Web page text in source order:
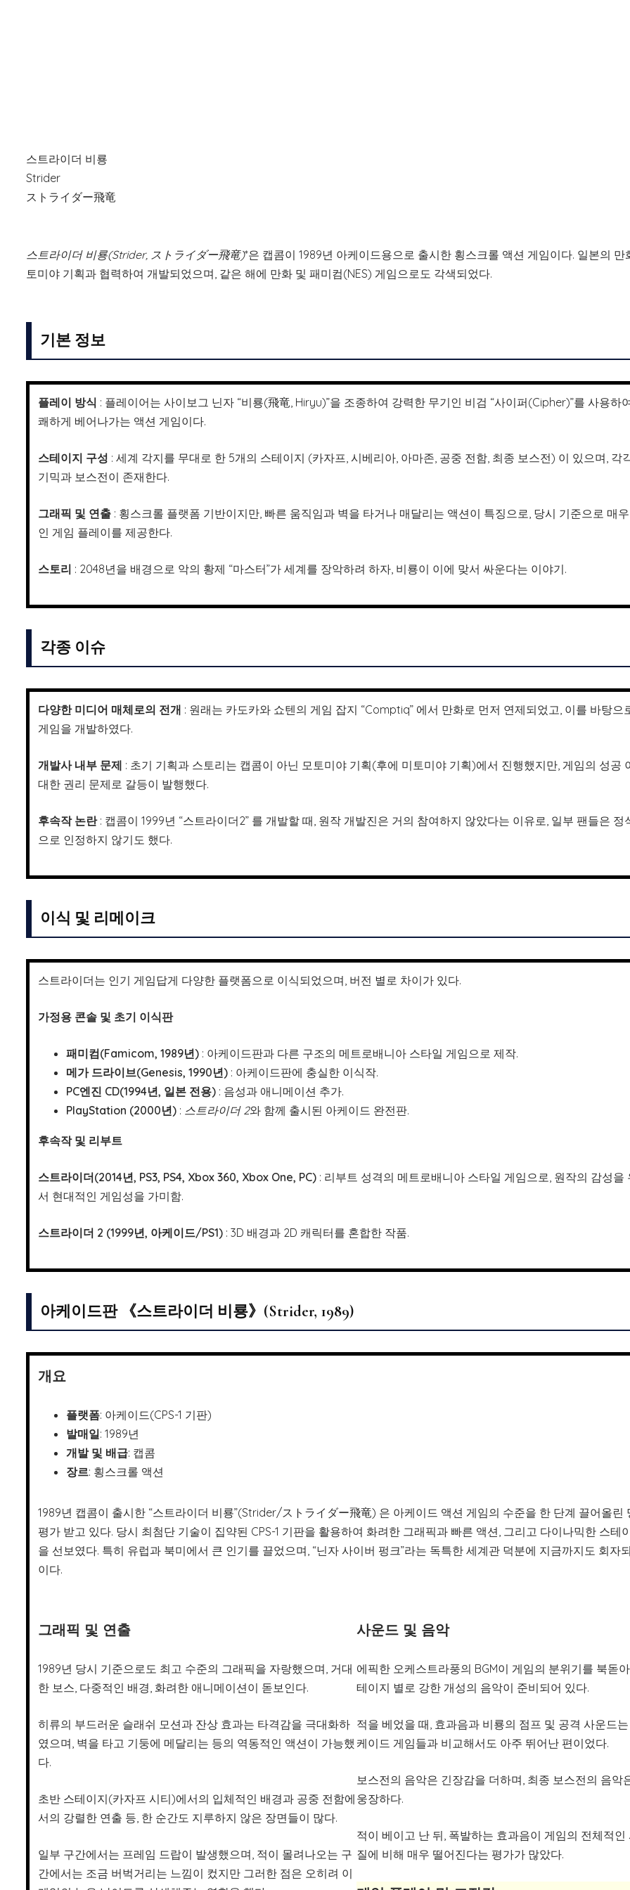
스트라이더 비룡
Strider
ストライダー飛竜
스트라이더 비룡(Strider, ストライダー飛竜)*은 캡콤이 1989년 아케이드용으로 출시한 횡스크롤 액션 게임이다. 일본의 만
토미야 기획과 협력하여 개발되었으며, 같은 해에 만화 및 패미컴(NES) 게임으로도 각색되었다.
기본 정보
플레이 방식 : 플레이어는 사이보그 닌자 “비룡(飛竜, Hiryu)”을 조종하여 강력한 무기인 비검 “사이퍼(Cipher)”를 사용하
쾌하게 베어나가는 액션 게임이다.
스테이지 구성 : 세계 각지를 무대로 한 5개의 스테이지 (카자프, 시베리아, 아마존, 공중 전함, 최종 보스전) 이 있으며, 각
기믹과 보스전이 존재한다.
그래픽 및 연출 : 횡스크롤 플랫폼 기반이지만, 빠른 움직임과 벽을 타거나 매달리는 액션이 특징으로, 당시 기준으로 매
인 게임 플레이를 제공한다.
스토리 : 2048년을 배경으로 악의 황제 “마스터”가 세계를 장악하려 하자, 비룡이 이에 맞서 싸운다는 이야기.
각종 이슈
다양한 미디어 매체로의 전개 : 원래는 카도카와 쇼텐의 게임 잡지 “Comptiq” 에서 만화로 먼저 연제되었고, 이를 바탕으
게임을 개발하였다.
개발사 내부 문제 : 초기 기획과 스토리는 캡콤이 아닌 모토미야 기획(후에 미토미야 기획)에서 진행했지만, 게임의 성공
대한 권리 문제로 갈등이 발행했다.
후속작 논란: 캡콤이 1999년 “스트라이더2” 를 개발할 때, 원작 개발진은 거의 참여하지 않았다는 이유로, 일부 팬들은 정
으로 인정하지 않기도 했다.
이식 및 리메이크
스트라이더는 인기 게임답게 다양한 플랫폼으로 이식되었으며, 버전 별로 차이가 있다.
가정용 콘솔 및 초기 이식판
패미컴(Famicom, 1989년) : 아케이드판과 다른 구조의 메트로배니아 스타일 게임으로 제작.
메가 드라이브(Genesis, 1990년) : 아케이드판에 충실한 이식작.
PC엔진 CD(1994년, 일본 전용) : 음성과 애니메이션 추가.
PlayStation (2000년) : 스트라이더 2와 함께 출시된 아케이드 완전판.
후속작 및 리부트
스트라이더(2014년, PS3, PS4, Xbox 360, Xbox One, PC) : 리부트 성격의 메트로배니아 스타일 게임으로, 원작의 감성을
서 현대적인 게임성을 가미함.
스트라이더 2 (1999년, 아케이드/PS1) : 3D 배경과 2D 캐릭터를 혼합한 작품.
아케이드판 《스트라이더 비룡》(Strider, 1989)
개요
플랫폼: 아케이드(CPS-1 기판)
발매일: 1989년
개발 및 배급: 캡콤
장르: 횡스크롤 액션
1989년 캡콤이 출시한 “스트라이더 비룡”(Strider/ストライダー飛竜) 은 아케이드 액션 게임의 수준을 한 단계 끌어올린
평가 받고 있다. 당시 최첨단 기술이 집약된 CPS-1 기판을 활용하여 화려한 그래픽과 빠른 액션, 그리고 다이나믹한 스테
을 선보였다. 특히 유럽과 북미에서 큰 인기를 끌었으며, “닌자 사이버 펑크”라는 독특한 세계관 덕분에 지금까지도 회자
이다.
그래픽 및 연출
1989년 당시 기준으로도 최고 수준의 그래픽을 자랑했으며, 거대
한 보스, 다중적인 배경, 화려한 애니메이션이 돋보인다.
히류의 부드러운 슬래쉬 모션과 잔상 효과는 타격감을 극대화하
였으며, 벽을 타고 기둥에 메달리는 등의 역동적인 액션이 가능했
다.
초반 스테이지(카자프 시티)에서의 입체적인 배경과 공중 전함에
서의 강렬한 연출 등, 한 순간도 지루하지 않은 장면들이 많다.
일부 구간에서는 프레임 드랍이 발생했으며, 적이 몰려나오는 구
간에서는 조금 버벅거리는 느낌이 컸지만 그러한 점은 오히려 이
사운드 및 음악
에픽한 오케스트라풍의 BGM이 게임의 분위기를 북돋
테이지 별로 강한 개성의 음악이 준비되어 있다.
적을 베었을 때, 효과음과 비룡의 점프 및 공격 사운드
케이드 게임들과 비교해서도 아주 뛰어난 편이었다.
보스전의 음악은 긴장감을 더하며, 최종 보스전의 음악
웅장하다.
적이 베이고 난 뒤, 폭발하는 효과음이 게임의 전체적인
질에 비해 매우 떨어진다는 평가가 많았다.